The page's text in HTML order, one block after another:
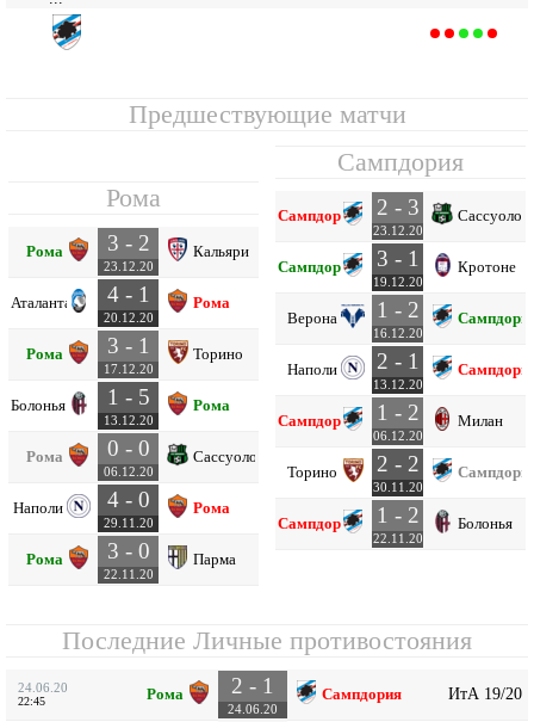
Предшествующие матчи
Рома
Рома 3 - 2
23.12.20
Кальяри
Аталанта 4 - 1
20.12.20
Рома
Рома 3 - 1
17.12.20
Торино
Болонья 1 - 5
13.12.20
Рома
Рома 0 - 0
06.12.20
Сассуоло
Наполи 4 - 0
29.11.20
Рома
Рома 3 - 0
22.11.20
Парма
Сампдория
Сампдория 2 - 3
23.12.20
Сассуоло
Сампдория 3 - 1
19.12.20
Кротоне
Верона 1 - 2
16.12.20
Наполи 2 - 1
13.12.20
Сампдория 1 - 2
06.12.20
Милан
Торино 2 - 2
30.11.20
Сампдория 1 - 2
22.11.20
Болонья
Последние Личные противостояния
24.06.20
22:45 Рома 2 - 1
24.06.20
Сампдория ИтА 19/20